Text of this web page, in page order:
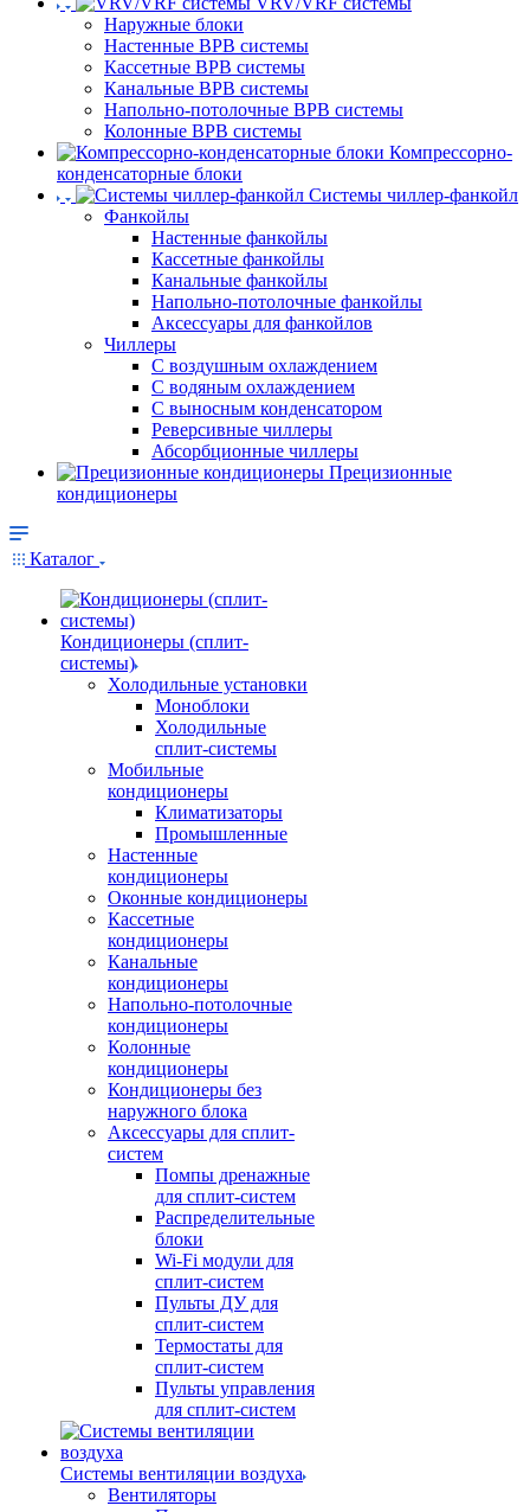
Наружные блоки
Настенные ВРВ системы
Кассетные ВРВ системы
Канальные ВРВ системы
Напольно-потолочные ВРВ системы
Колонные ВРВ системы
Компрессорно-
конденсаторные блоки
Системы чиллер-фанкойл
Фанкойлы
Настенные фанкойлы
Кассетные фанкойлы
Канальные фанкойлы
Напольно-потолочные фанкойлы
Аксессуары для фанкойлов
Чиллеры
С воздушным охлаждением
С водяным охлаждением
С выносным конденсатором
Реверсивные чиллеры
Абсорбционные чиллеры
Прецизионные
кондиционеры
Каталог
Кондиционеры (сплит-
системы)
Холодильные установки
Моноблоки
Холодильные
сплит-системы
Мобильные
кондиционеры
Климатизаторы
Промышленные
Настенные
кондиционеры
Оконные кондиционеры
Кассетные
кондиционеры
Канальные
кондиционеры
Напольно-потолочные
кондиционеры
Колонные
кондиционеры
Кондиционеры без
наружного блока
Аксессуары для сплит-
систем
Помпы дренажные
для сплит-систем
Распределительные
блоки
Wi-Fi модули для
сплит-систем
Пульты ДУ для
сплит-систем
Термостаты для
сплит-систем
Пульты управления
для сплит-систем
Системы вентиляции воздуха
Вентиляторы